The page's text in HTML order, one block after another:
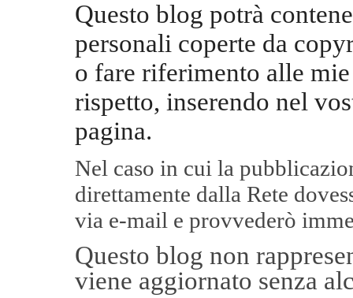
Questo blog potrà
personali coperte da
o fare riferimento alle
rispetto, inserendo nel
pagina.
Nel caso in cui la
direttamente dalla Rete
via e-mail e provvederò
Questo blog non
viene aggiornato senza